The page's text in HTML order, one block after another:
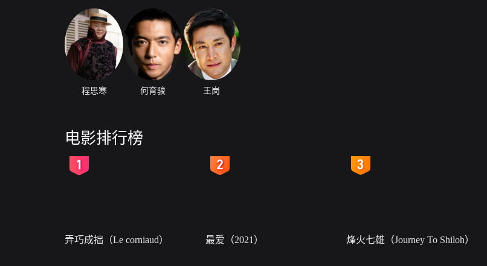
程思寒 何育骏 王岗
电影排行榜
弄巧成拙（Le corniaud） 最爱（2021） 烽火七雄（Journey To Shiloh）